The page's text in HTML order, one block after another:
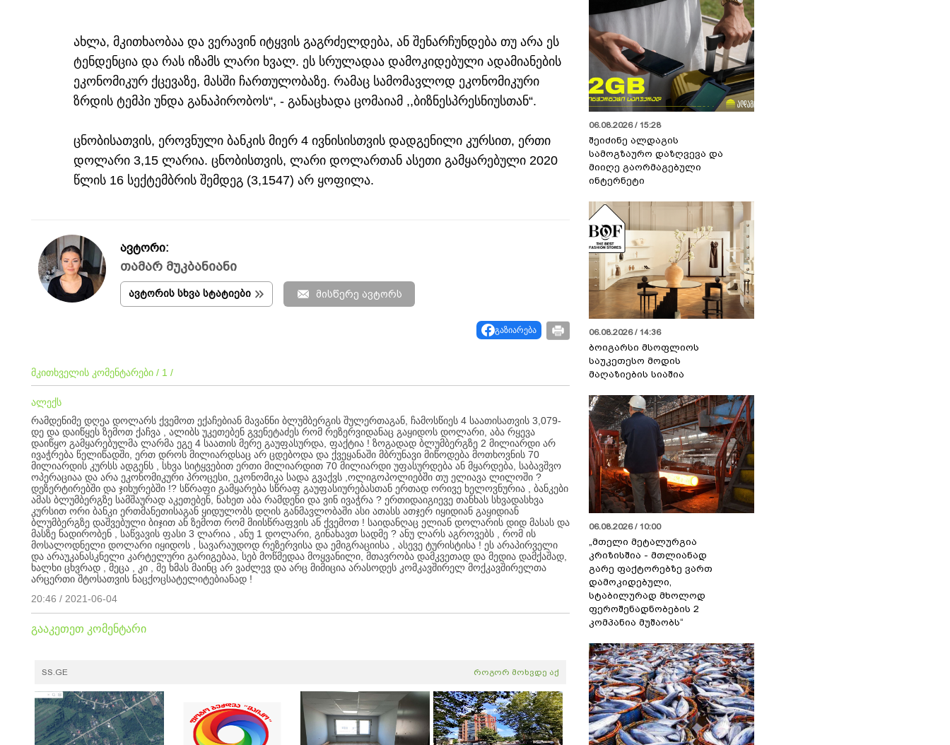
ახლა, მკითხაობაა და ვერავინ იტყვის გაგრძელდება, ან შენარჩუნდება თუ არა ეს
ტენდენცია და რას იზამს ლარი ხვალ. ეს სრულადაა დამოკიდებული ადამიანების
ეკონომიკურ ქცევაზე, მასში ჩართულობაზე. რამაც სამომავლოდ ეკონომიკური
ზრდის ტემპი უნდა განაპირობოს“, - განაცხადა ცომაიამ ,,ბიზნესპრესნიუსთან“.
ცნობისათვის, ეროვნული ბანკის მიერ 4 ივნისისთვის დადგენილი კურსით, ერთი
დოლარი 3,15 ლარია. ცნობისთვის, ლარი დოლართან ასეთი გამყარებული 2020
წლის 16 სექტემბრის შემდეგ (3,1547) არ ყოფილა.
ავტორი:
თამარ მუკბანიანი
ავტორის სხვა სტატიები მისწერე ავტორს
გაზიარება
მკითხველის კომენტარები / 1 /
ალექს
რამდენიმე დღეა დოლარს ქვემოთ ექაჩებიან მავანნი ბლუმბერგის შულერთაგან, ჩამოსწიეს 4 საათისათვის 3,079-
დე და დაიწყეს ზემოთ ქაჩვა , ალიბს უკეთებენ გვენეტაძეს რომ რეზერვიდანაც გაყიდოს დოლარი, აბა რყევა
დაიწყო გამყარებულმა ლარმა ეგე 4 საათის მერე გაუფასურდა, ფაქტია ! ზოგადად ბლუმბერგზე 2 მილიარდი არ
ივაჭრება წელიწადში, ერთ დროს მილიარდსაც არ ცდებოდა და ქვეყანაში მბრუნავი მიწოდება მოთხოვნის 70
მილიარდის კურსს ადგენს , სხვა სიტყვებით ერთი მილიარდით 70 მილიარდი უფასურდება ან მყარდება, საბავშვო
ოპერაციაა და არა ეკონომიკური პროცესი, ეკონომიკა სადა გვაქვს ,ოლიგოპოლიებში თუ ელიავა ლილოში ?
დეზერტირებში და ჯიხურებში !? სწრაფი გამყარება სწრაფ გაუფასიურებასთან ერთად ორივე ხელოვნურია , ბანკები
ამას ბლუმბერგზე სამშაურად აკეთებენ, ნახეთ აბა რამდენი და ვინ ივაჭრა ? ერთიდაიგიევე თანხას სხვადასხვა
კურსით ორი ბანკი ერთმანეთისაგან ყიდულობს დღის განმავლობაში ასი ათასს ათჯერ იყიდიან გაყიდიან
ბლუმბერგზე დაშვებული ბიჯით ან ზემოთ რომ მიისწრაფვის ან ქვემოთ ! საიდანღაც ელიან დოლარის დიდ მასას და
მასზე ნადირობენ , საწვავის ფასი 3 ლარია , ანუ 1 დოლარი, გინახავთ სადმე ? ანუ ლარს აგროვებს , რომ ის
მოსალოდნელი დოლარი იყიდოს , სავარაუდოდ რეზერვისა და ემიგრაციისა , ასევე ტურისტისა ! ეს არაპირველი
და არაუკანასკნელი კარტელური გარიგებაა, სებ მოწმედაა მოყვანილი, მთავრობა დამკვეთად და მედია დამქაშად,
ხალხი ცხვრად , მეცა , კი , მე ხმას მაინც არ ვაძლევ და არც მიმიცია არასოდეს კომკავშირელ მოქკავშირელთა
არცერთი შტოსათვის ნაცქოცსატელიტებიანად !
20:46 / 2021-06-04
გააკეთეთ კომენტარი
SS.GE როგორ მოხვდე აქ
06.08.2026 / 15:28
შეიძინე ალდაგის
სამოგზაურო დაზღვევა და
მიიღე გაორმაგებული
ინტერნეტი
06.08.2026 / 14:36
ბოიგარსი მსოფლიოს
საუკეთესო მოდის
მაღაზიების სიაშია
06.08.2026 / 10:00
„მთელი მეტალურგია
კრიზისშია - მთლიანად
გარე ფაქტორებზე ვართ
დამოკიდებული,
სტაბილურად მხოლოდ
ფეროშენადნობების 2
კომპანია მუშაობს“